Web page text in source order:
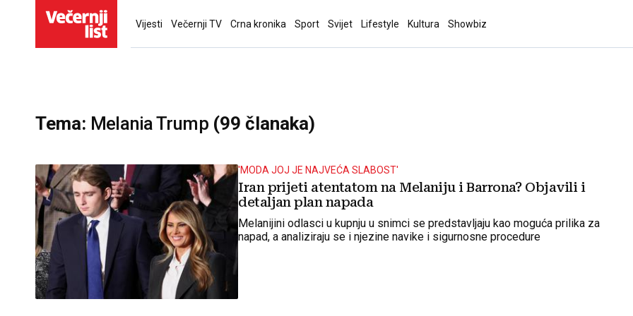
Vijesti Večernji TV Crna kronika Sport Svijet Lifestyle Kultura Showbiz
Tema: Melania Trump(99 članaka)
'MODA JOJ JE NAJVEĆA SLABOST'
Iran prijeti atentatom na Melaniju i Barrona? Objavili i
detaljan plan napada
Melanijini odlasci u kupnju u snimci se predstavljaju kao moguća prilika za
napad, a analiziraju se i njezine navike i sigurnosne procedure